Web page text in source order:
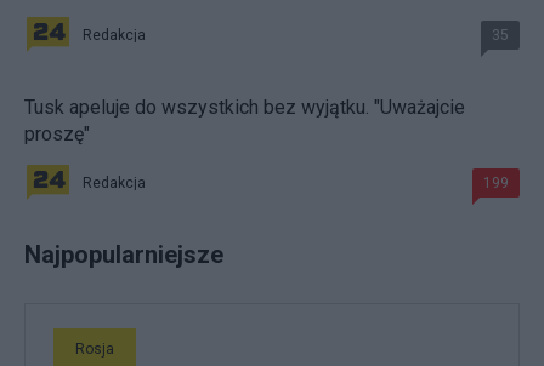
Redakcja 35
Tusk apeluje do wszystkich bez wyjątku. "Uważajcie
proszę"
Redakcja 199
Najpopularniejsze
Rosja